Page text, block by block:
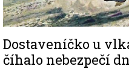
Dostaveníčko u
číhalo nebezpečí